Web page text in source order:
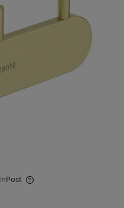
płatności